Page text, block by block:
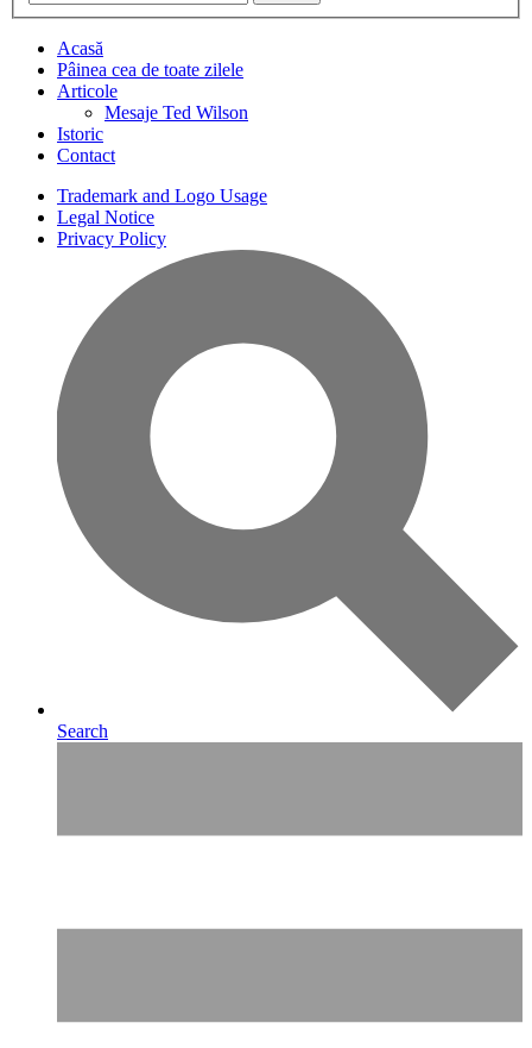
Acasă
Pâinea cea de toate zilele
Articole
Mesaje Ted Wilson
Istoric
Contact
Trademark and Logo Usage
Legal Notice
Privacy Policy
Search